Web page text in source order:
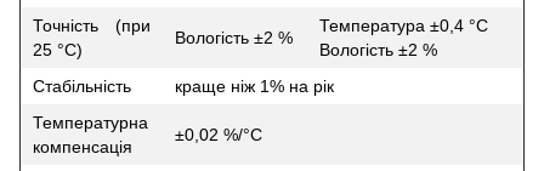
Точність (при
25 °С)
Вологість ±2 %
Температура ±0,4 °С
Вологість ±2 %
Стабільність
краще ніж 1% на рік
Температурна
компенсація
±0,02 %/°С